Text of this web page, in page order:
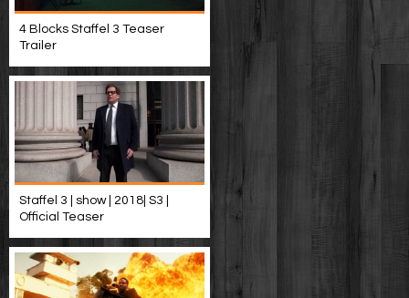
4 Blocks Staffel 3 Teaser
Trailer
Staffel 3 | show | 2018| S3 |
Official Teaser